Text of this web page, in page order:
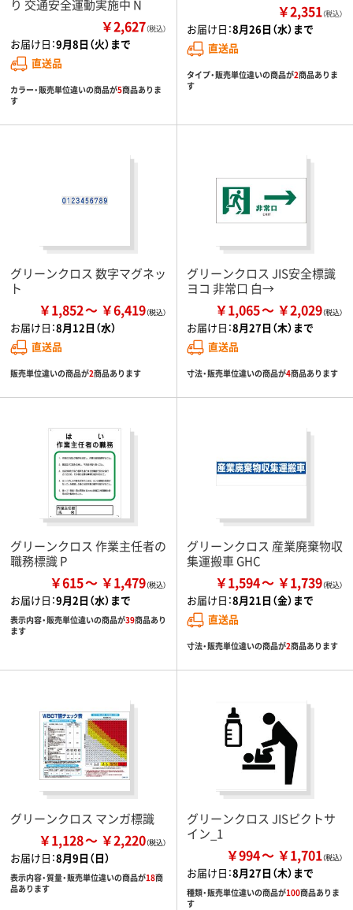
り 交通安全運動実施中 N
￥2,627（税込）
お届け日：9月8日（火）まで
直送品
カラー・販売単位違いの商品が5商品ありま
す
￥2,351（税込）
お届け日：8月26日（水）まで
直送品
タイプ・販売単位違いの商品が2商品ありま
す
グリーンクロス 数字マグネッ
ト
￥1,852 ￥6,419
お届け日：8月12日（水）
直送品
販売単位違いの商品が2商品あります
グリーンクロス JIS安全標識
ヨコ 非常口 白→
￥1,065 ￥2,029
お届け日：8月27日（木）まで
直送品
寸法・販売単位違いの商品が4商品あります
グリーンクロス 作業主任者の
職務標識 P
￥615 ￥1,479
お届け日：9月2日（水）まで
表示内容・販売単位違いの商品が39商品あり
ます
グリーンクロス 産業廃棄物収
集運搬車 GHC
￥1,594 ￥1,739
お届け日：8月21日（金）まで
直送品
寸法・販売単位違いの商品が2商品あります
グリーンクロス マンガ標識
￥1,128 ￥2,220
お届け日：8月9日（日）
表示内容・質量・販売単位違いの商品が18商
品あります
グリーンクロス JISピクトサ
イン_1
￥994 ￥1,701
お届け日：8月27日（木）まで
種類・販売単位違いの商品が100商品ありま
す